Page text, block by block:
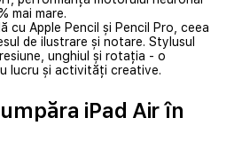
mai mare.
cu Apple Pencil și Pencil Pro, ceea
de ilustrare și notare. Stylusul
unghiul și rotația - o
lucru și activități creative.
iPad Air în